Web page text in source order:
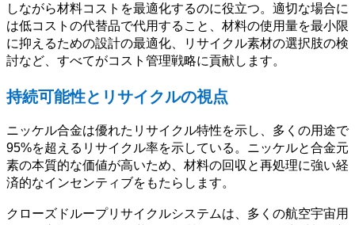
しながら材料コストを最適化するのに役立つ。適切な場合に
は低コストの代替品で代用すること、材料の使用量を最小限
に抑えるための設計の最適化、リサイクル素材の選択肢の検
討など、すべてがコスト管理戦略に貢献します。
持続可能性とリサイクルの視点
ニッケル合金は優れたリサイクル特性を示し、多くの用途で
95%を超えるリサイクル率を示している。ニッケルと合金元
素の本質的な価値が高いため、材料の回収と再処理に強い経
済的なインセンティブをもたらします。
クローズドループリサイクルシステムは、多くの航空宇宙用